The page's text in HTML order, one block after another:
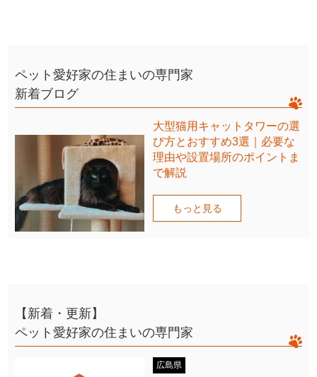
ペット愛好家の住まいの専門家
新着ブログ
大型猫用キャットタワーの選
び方とおすすめ3選｜必要な
理由や設置場所のポイントま
で解説
もっと見る
【新着・更新】
ペット愛好家の住まいの専門家
広島県